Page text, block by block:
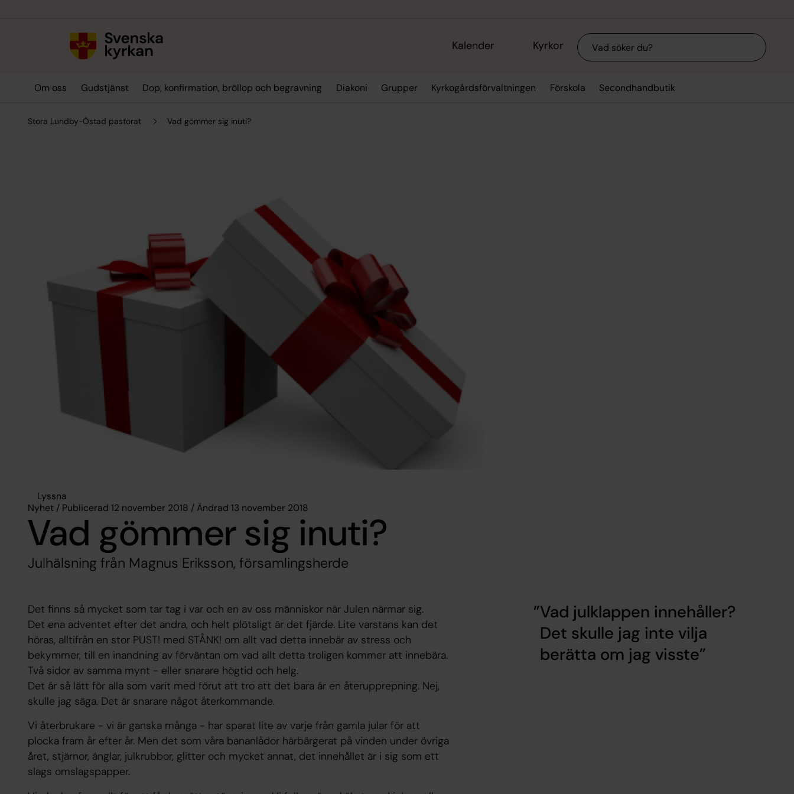
Kalender Kyrkor Sök
Om oss Gudstjänst Dop, konfirmation, bröllop och begravning Diakoni Grupper Kyrkogårdsförvaltningen Förskola Secondhandbutik
Stora Lundby-Östad pastorat Vad gömmer sig inuti?
Lyssna
Nyhet / Publicerad 12 november 2018 / Ändrad 13 november 2018
Vad gömmer sig inuti?
Julhälsning från Magnus Eriksson, församlingsherde
Det finns så mycket som tar tag i var och en av oss människor när Julen närmar sig.
Det ena adventet efter det andra, och helt plötsligt är det fjärde. Lite varstans kan det
höras, alltifrån en stor PUST! med STÅNK! om allt vad detta innebär av stress och
bekymmer, till en inandning av förväntan om vad allt detta troligen kommer att innebära.
Två sidor av samma mynt - eller snarare högtid och helg.
Det är så lätt för alla som varit med förut att tro att det bara är en återupprepning. Nej,
skulle jag säga. Det är snarare något återkommande.
Vi återbrukare - vi är ganska många - har sparat lite av varje från gamla jular för att
plocka fram år efter år. Men det som våra bananlådor härbärgerat på vinden under övriga
året, stjärnor, änglar, julkrubbor, glitter och mycket annat, det innehållet är i sig som ett
slags omslagspapper.
Vad julklappen innehåller?
Det skulle jag inte vilja
berätta om jag visste